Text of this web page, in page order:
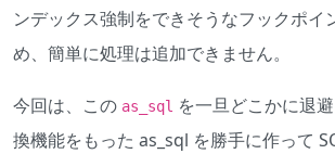
ンデックス強制をできそうなフックポイ
め、簡単に処理は追加できません。
今回は、この as_sql を一旦どこかに退
換機能をもった as_sql を勝手に作って